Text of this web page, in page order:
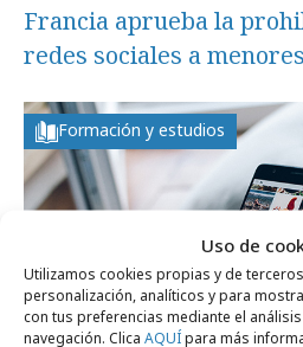
Uso de
Utilizamos cookies propias y de
personalización, analíticos y para
con tus preferencias mediante el
navegación. Clica AQUÍpara más
Francia aprueba la
redes sociales a
Formación y estudios